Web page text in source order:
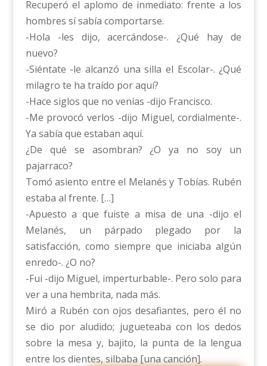
Recuperó el aplomo de inmediato: frente a los
hombres sí sabía comportarse.
-Hola -les dijo, acercándose-. ¿Qué hay de
nuevo?
-Siéntate -le alcanzó una silla el Escolar-. ¿Qué
milagro te ha traído por aquí?
-Hace siglos que no venías -dijo Francisco.
-Me provocó verlos -dijo Miguel, cordialmente-.
Ya sabía que estaban aquí.
¿De qué se asombran? ¿O ya no soy un
pajarraco?
Tomó asiento entre el Melanés y Tobías. Rubén
estaba al frente. […]
-Apuesto a que fuiste a misa de una -dijo el
Melanés, un párpado plegado por la
satisfacción, como siempre que iniciaba algún
enredo-. ¿O no?
-Fui -dijo Miguel, imperturbable-. Pero solo para
ver a una hembrita, nada más.
Miró a Rubén con ojos desafiantes, pero él no
se dio por aludido; jugueteaba con los dedos
sobre la mesa y, bajito, la punta de la lengua
entre los dientes, silbaba [una canción].